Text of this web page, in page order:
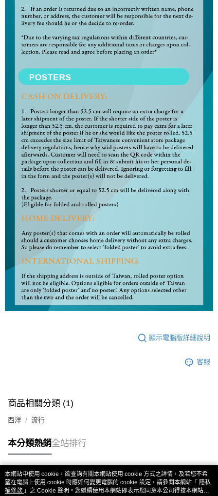
顯示電腦版詳細說明
客服
商品相關分類 (1)
西洋 流行
本分類熱銷全站排行
熱門標籤
本網站中使用 cookie，欲查詢有關本網站使用 cookie 方式之詳情，及若您不希
望在電腦上使用 cookie 時應如何變更電腦的 cookie 設定，請參閱本網站「 隱私
權條款 」之 Cookie 聲明。您繼續使用本網站即表示您同意本公司得按本網站使